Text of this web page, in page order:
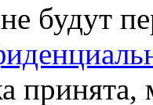
будут